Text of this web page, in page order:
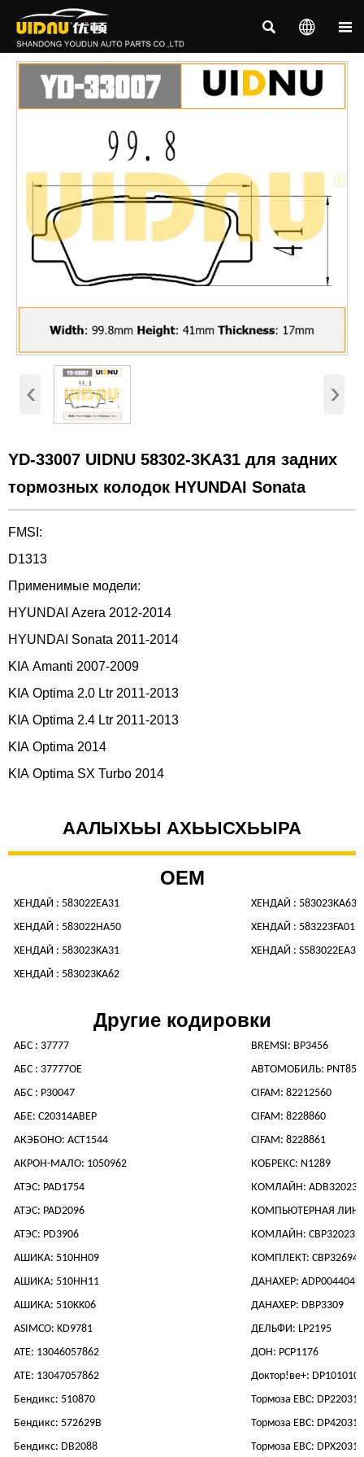
  
‹ ›
YD-33007 UIDNU 58302-3KA31 для задних
тормозных колодок HYUNDAI Sonata
FMSI:
D1313
Применимые модели:
HYUNDAI Azera 2012-2014
HYUNDAI Sonata 2011-2014
KIA Amanti 2007-2009
KIA Optima 2.0 Ltr 2011-2013
KIA Optima 2.4 Ltr 2011-2013
KIA Optima 2014
KIA Optima SX Turbo 2014
ААЛЫХЬЫ АХЬЫСХЬЫРА
OEM
ХЕНДАЙ : 583022EA31
ХЕНДАЙ : 583022HA50
ХЕНДАЙ : 583023KA31
ХЕНДАЙ : 583023KA62
ХЕНДАЙ : 583023KA63
ХЕНДАЙ : 583223FA01
ХЕНДАЙ : S583022EA31
Другие кодировки
АБС : 37777
АБС : 37777OE
АБС : P30047
АБЕ: C20314ABEP
АКЭБОНО: ACT1544
АКРОН-МАЛО: 1050962
АТЭС: PAD1754
АТЭС: PAD2096
АТЭС: PD3906
АШИКА: 510HH09
АШИКА: 510HH11
АШИКА: 510KK06
ASIMCO: KD9781
АТЕ: 13046057862
АТЕ: 13047057862
Бендикс: 510870
Бендикс: 572629B
Бендикс: DB2088
BREMSI: BP3456
АВТОМОБИЛЬ:
CIFAM: 82212560
CIFAM: 8228860
CIFAM: 8228861
КОБРЕКС: N1289
КОМЛАЙН: ADB32023
КОМПЬЮТЕРНАЯ
КОМЛАЙН: CBP32023
КОМПЛЕКТ: CBP32694
ДАНАХЕР: ADP004404
ДАНАХЕР: DBP3309
ДЕЛЬФИ: LP2195
ДОН: PCP1176
Доктор!ве+:
Тормоза EBC: DP22031
Тормоза EBC: DP42031R
Тормоза EBC: DPX2031